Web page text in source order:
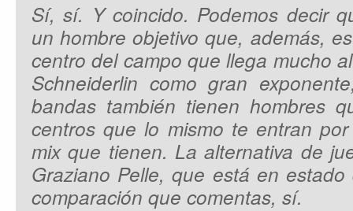
Sí, sí. Y coincido. Podemos decir
un hombre objetivo que, además,
centro del campo que llega mucho
Schneiderlin como gran
bandas también tienen hombres
centros que lo mismo te entran
mix que tienen. La alternativa de
Graziano Pelle, que está en
comparación que comentas, sí.